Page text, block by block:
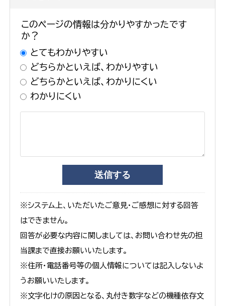
このページの情報は分かりやすかったです
か？
とてもわかりやすい
どちらかといえば、わかりやすい
どちらかといえば、わかりにくい
わかりにくい
※システム上、いただいたご意見・ご感想に対する回答
はできません。
回答が必要な内容に関しましては、お問い合わせ先の担
当課まで直接お願いいたします。
※住所・電話番号等の個人情報については記入しないよ
うお願いいたします。
※文字化けの原因となる、丸付き数字などの機種依存文